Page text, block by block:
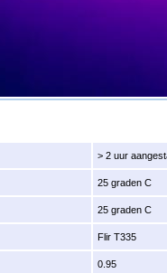
> 2 uur
25 graden C
25 graden C
Flir T335
0.95